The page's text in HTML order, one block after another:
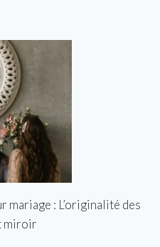
mariage : L’originalité des
miroir